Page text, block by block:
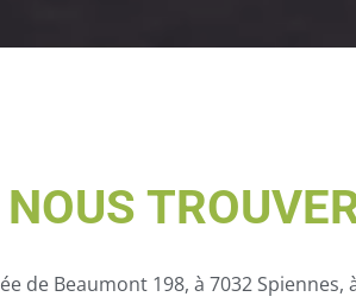
de Beaumont 198, à 7032